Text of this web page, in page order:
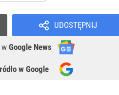
UDOSTĘPNIJ
w Google News
w Google